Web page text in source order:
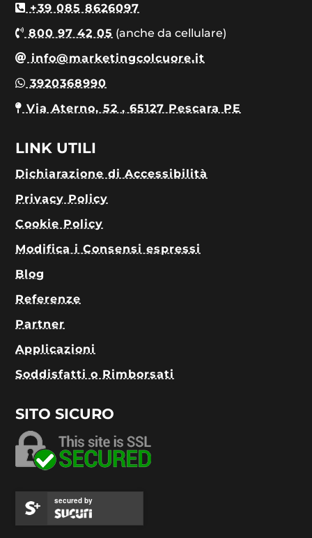
+39 085 8626097
800 97 42 05 (anche da cellulare)
info@marketingcolcuore.it
3920368990
Via Aterno, 52 , 65127 Pescara PE
LINK UTILI
Dichiarazione di Accessibilità
Privacy Policy
Cookie Policy
Modifica i Consensi espressi
Blog
Referenze
Partner
Applicazioni
Soddisfatti o Rimborsati
SITO SICURO
secured by